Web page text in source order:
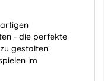
- die perfekte
gestalten!
im